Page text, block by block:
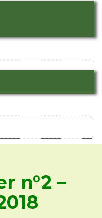
n°2 –